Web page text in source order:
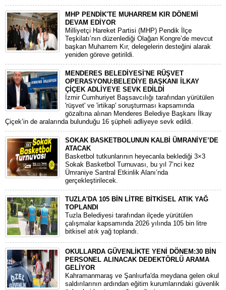
MHP PENDİK'TE MUHARREM KIR DÖNEMİ
DEVAM EDİYOR
​Milliyetçi Hareket Partisi (MHP) Pendik İlçe
Teşkilatı’nın düzenlediği Olağan Kongre’de mevcut
başkan Muharrem Kır, delegelerin desteğini alarak
yeniden göreve getirildi.
MENDERES BELEDİYESİ'NE RÜŞVET
OPERASYONU:BELEDİYE BAŞKANI İLKAY
ÇİÇEK ADLİYEYE SEVK EDİLDİ
​İzmir Cumhuriyet Başsavcılığı tarafından yürütülen
'rüşvet' ve 'irtikap' soruşturması kapsamında
gözaltına alınan Menderes Belediye Başkanı İlkay
Çiçek’in de aralarında bulunduğu 16 şüpheli adliyeye sevk edildi.
SOKAK BASKETBOLUNUN KALBİ ÜMRANİYE’DE
ATACAK
Basketbol tutkunlarının heyecanla beklediği 3×3
Sokak Basketbol Turnuvası, bu yıl 7’nci kez
Ümraniye Santral Etkinlik Alanı’nda
gerçekleştirilecek.
TUZLA'DA 105 BİN LİTRE BİTKİSEL ATIK YAĞ
TOPLANDI
Tuzla Belediyesi tarafından ilçede yürütülen
çalışmalar kapsamında 2026 yılında 105 bin litre
bitkisel atık yağ toplandı.
OKULLARDA GÜVENLİKTE YENİ DÖNEM:30 BİN
PERSONEL ALINACAK DEDEKTÖRLÜ ARAMA
GELİYOR
​Kahramanmaraş ve Şanlıurfa'da meydana gelen okul
saldırılarının ardından eğitim kurumlarındaki güvenlik